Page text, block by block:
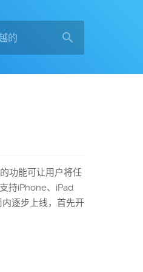
功能可让用户将任
持iPhone、iPad
逐步上线，首先开